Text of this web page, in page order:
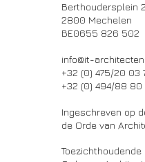
Berthoudersplein
2800 Mechelen
BE0655 826 502
info@it-
+32 (0) 475/20 03
+32 (0) 494/88 80
Ingeschreven op
de Orde van